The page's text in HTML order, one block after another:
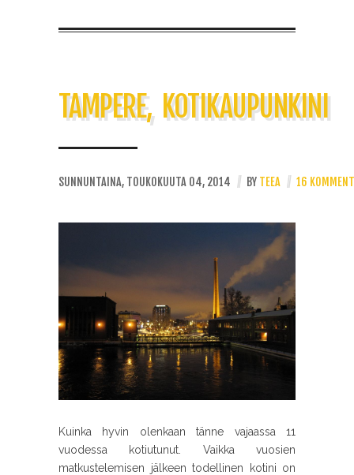
TAMPERE, KOTIKAUPUNKINI
SUNNUNTAINA, TOUKOKUUTA 04, 2014 // BY TEEA // 16
Kuinka hyvin olenkaan tänne vajaassa 11
vuodessa kotiutunut. Vaikka vuosien
matkustelemisen jälkeen todellinen kotini on